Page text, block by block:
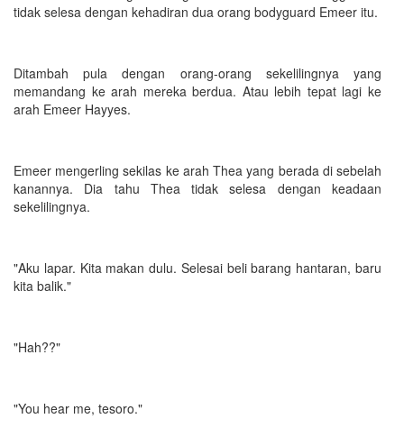
tidak selesa dengan kehadiran dua orang bodyguard Emeer itu.
Ditambah pula dengan orang-orang sekelilingnya yang
memandang ke arah mereka berdua. Atau lebih tepat lagi ke
arah Emeer Hayyes.
Emeer mengerling sekilas ke arah Thea yang berada di sebelah
kanannya. Dia tahu Thea tidak selesa dengan keadaan
sekelilingnya.
"Aku lapar. Kita makan dulu. Selesai beli barang hantaran, baru
kita balik."
"Hah??"
"You hear me, tesoro."